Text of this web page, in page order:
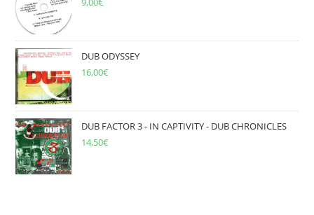
DUB ODYSSEY
16,00€
DUB FACTOR 3 - IN CAPTIVITY - DUB CHRONICLES
14,50€